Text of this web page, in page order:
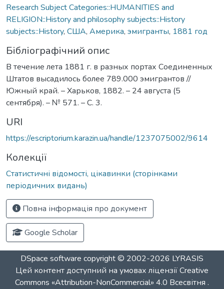
Research Subject Categories::HUMANITIES and
RELIGION::History and philosophy subjects::History
subjects::History, США, Америка, эмигранты, 1881 год
Бібліографічний опис
В течение лета 1881 г. в разных портах Соединенных
Штатов высадилось более 789.000 эмигрантов //
Южный край. – Харьков, 1882. – 24 августа (5
сентября). – № 571. – С. 3.
URI
https://escriptorium.karazin.ua/handle/1237075002/9614
Колекції
Статистичні відомості, цікавинки (сторінками
періодичних видань)
Повна інформація про документ
Google Scholar
DSpace software copyright © 2002-2026 LYRASIS
Цей контент доступний на умовах ліцензіїCreative
Commons «Attribution-NonCommercial» 4.0 Всесвітня .